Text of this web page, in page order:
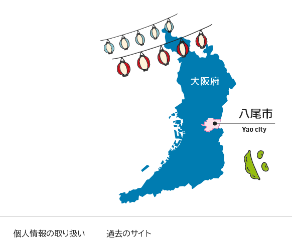
個人情報の取り扱い 過去のサイト